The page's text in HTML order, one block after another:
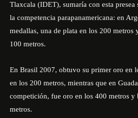
Tlaxcala (IDET), sumaría con esta presea
la competencia parapanamericana: en
medallas, una de plata en los 200 metros
100 metros.
En Brasil 2007, obtuvo su primer oro en
en los 200 metros, mientras que en
competición, fue oro en los 400 metros y
metros.